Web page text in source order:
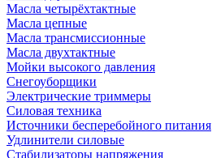
Масла четырёхтактные
Масла цепные
Масла трансмиссионные
Масла двухтактные
Мойки высокого давления
Снегоуборщики
Электрические триммеры
Силовая техника
Источники бесперебойного питания
Удлинители силовые
Стабилизаторы напряжения